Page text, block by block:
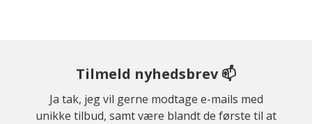
Tilmeld nyhedsbrev 📫
Ja tak, jeg vil gerne modtage e-mails med
unikke tilbud, samt være blandt de første til at